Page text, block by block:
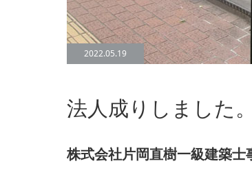
2022.05.19
法人成りしました
株式会社片岡直樹一級建築士